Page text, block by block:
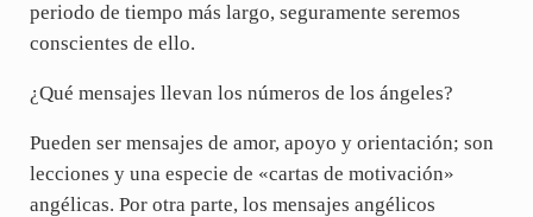
periodo de tiempo más largo, seguramente seremos
conscientes de ello.
¿Qué mensajes llevan los números de los ángeles?
Pueden ser mensajes de amor, apoyo y orientación; son
lecciones y una especie de «cartas de motivación»
angélicas. Por otra parte, los mensajes angélicos